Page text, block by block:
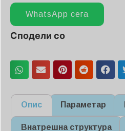
WhatsApp сега
Сподели со
Опис Параметар
Внатрешна структура